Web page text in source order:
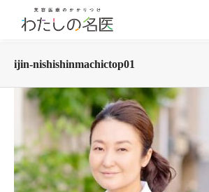
ijin-nishishinmachictop01